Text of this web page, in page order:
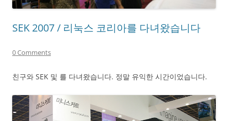
SEK 2007 / 리눅스 코리아를 다녀왔습니다
0 Comments
친구와 SEK 및 를 다녀왔습니다. 정말 유익한 시간이었습니다.